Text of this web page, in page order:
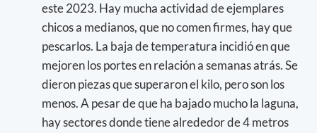
este 2023. Hay mucha actividad de ejemplares
chicos a medianos, que no comen firmes, hay que
pescarlos. La baja de temperatura incidió en que
mejoren los portes en relación a semanas atrás. Se
dieron piezas que superaron el kilo, pero son los
menos. A pesar de que ha bajado mucho la laguna,
hay sectores donde tiene alrededor de 4 metros